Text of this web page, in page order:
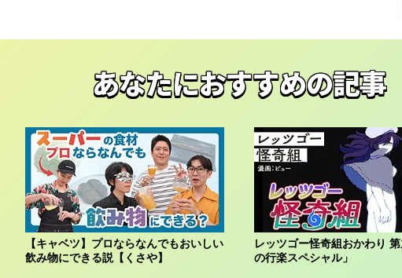
あなたにおすすめの記事
【キャベツ】プロならなんでもおいしい
飲み物にできる説【くさや】
レッツゴー怪奇組おかわり
の行楽スペシャル」